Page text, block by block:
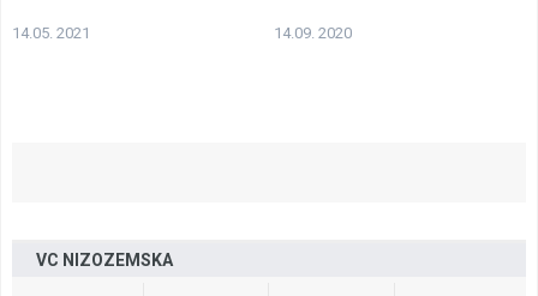
14.05. 2021 14.09. 2020
VC NIZOZEMSKA